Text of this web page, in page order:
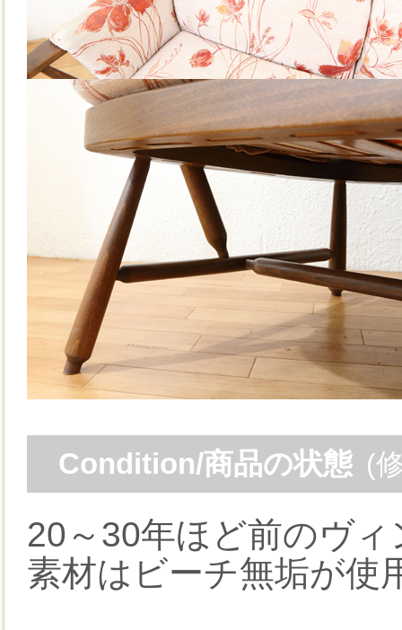
Condition/商品の状態 (
20～30年ほど前のヴ
素材はビーチ無垢が使